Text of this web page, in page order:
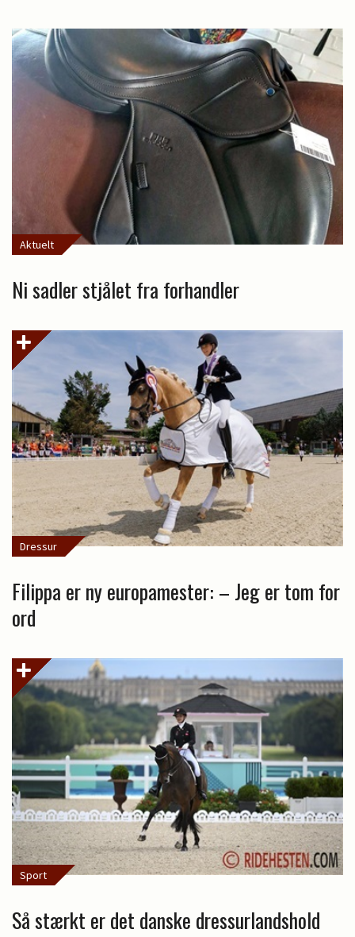
Aktuelt
Ni sadler stjålet fra forhandler
Dressur
Filippa er ny europamester: – Jeg er tom for
ord
Sport
Så stærkt er det danske dressurlandshold